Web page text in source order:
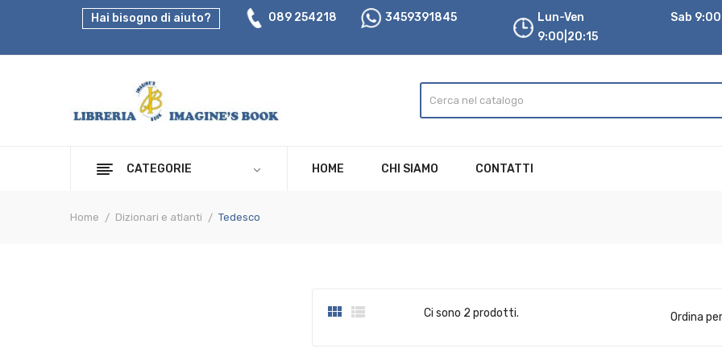
Hai bisogno di aiuto? 089 254218 3459391845
Lun-Ven
9:00|20:15
Sab
CATEGORIE HOME CHI SIAMO CONTATTI
Home Dizionari e atlanti Tedesco
  Ci sono 2 prodotti. Ordina